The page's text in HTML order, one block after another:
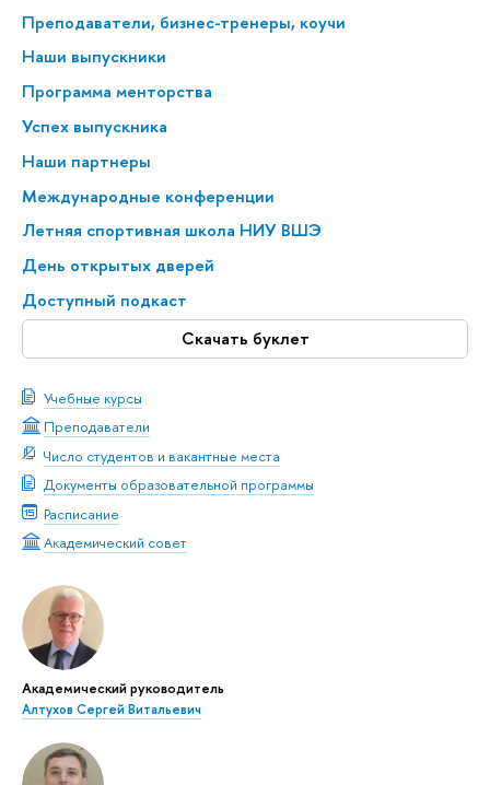
Преподаватели, бизнес-тренеры, коучи
Наши выпускники
Программа менторства
Успех выпускника
Наши партнеры
Международные конференции
Летняя спортивная школа НИУ ВШЭ
День открытых дверей
Доступный подкаст
Скачать буклет
Учебные курсы
Преподаватели
Число студентов и вакантные места
Документы образовательной программы
Расписание
Академический совет
Академический руководитель
Алтухов Сергей Витальевич